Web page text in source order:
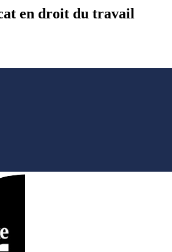
en droit du travail